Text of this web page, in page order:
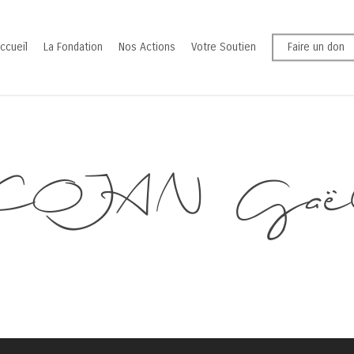
La Fondation Nos Actions Votre Soutien Faire un don